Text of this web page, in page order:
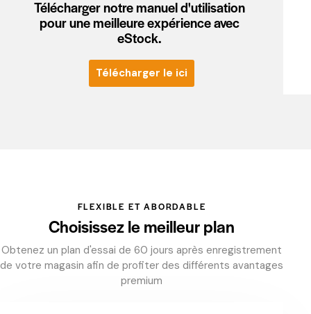
Télécharger notre manuel d'utilisation
pour une meilleure expérience avec
eStock.
Télécharger le ici
FLEXIBLE ET ABORDABLE
Choisissez le meilleur plan
Obtenez un plan d'essai de 60 jours après enregistrement
de votre magasin afin de profiter des différents avantages
premium